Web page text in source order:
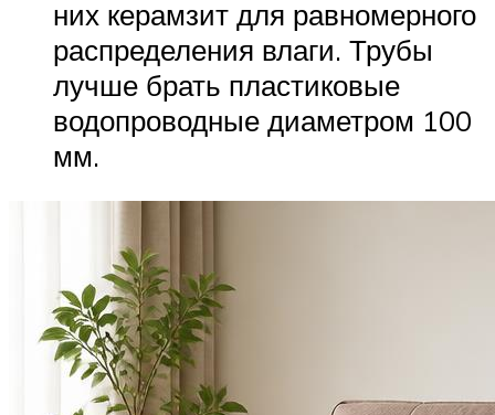
них керамзит для равномерного
распределения влаги. Трубы
лучше брать пластиковые
водопроводные диаметром 100
мм.